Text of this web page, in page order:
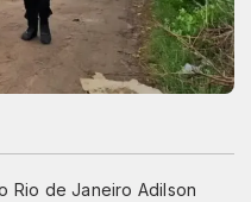
Rio de Janeiro Adilson